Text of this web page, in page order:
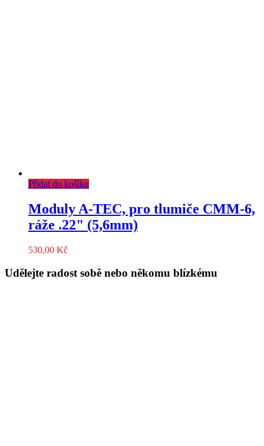
Přidat do košíku
Moduly A-TEC, pro tlumiče CMM-6,
ráže .22" (5,6mm)
530,00 Kč
Udělejte radost sobě nebo někomu blízkému